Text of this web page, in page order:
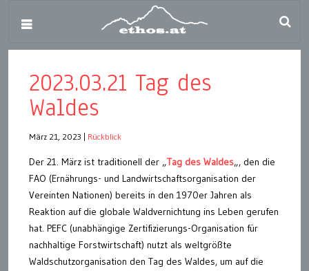
2023.03.21 Tag des
Waldes
März 21, 2023 Rückblick
Der 21. März ist traditionell der „Tag des Waldes„, den die
FAO (Ernährungs- und Landwirtschaftsorganisation der
Vereinten Nationen) bereits in den 1970er Jahren als
Reaktion auf die globale Waldvernichtung ins Leben gerufen
hat. PEFC (unabhängige Zertifizierungs-Organisation für
nachhaltige Forstwirtschaft) nutzt als weltgrößte
Waldschutzorganisation den Tag des Waldes, um auf die